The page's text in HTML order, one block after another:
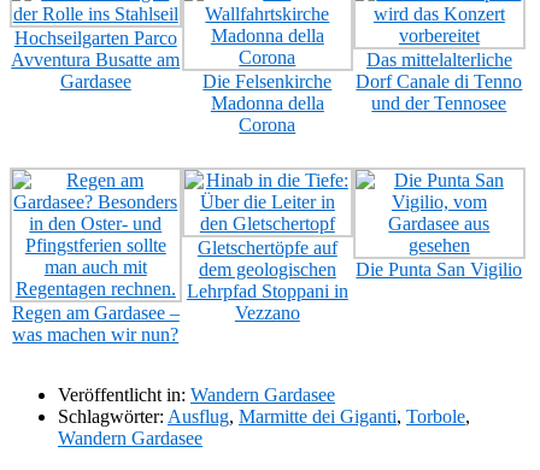
Hochseilgarten Parco
Avventura Busatte am
Gardasee
Die Felsenkirche
Madonna della
Corona
Das mittelalterliche
Dorf Canale di Tenno
und der Tennosee
Regen am Gardasee –
was machen wir nun?
Gletschertöpfe auf
dem geologischen
Lehrpfad Stoppani in
Vezzano
Die Punta San Vigilio
Veröffentlicht in: Wandern Gardasee
Schlagwörter: Ausflug, Marmitte dei Giganti, Torbole,
Wandern Gardasee